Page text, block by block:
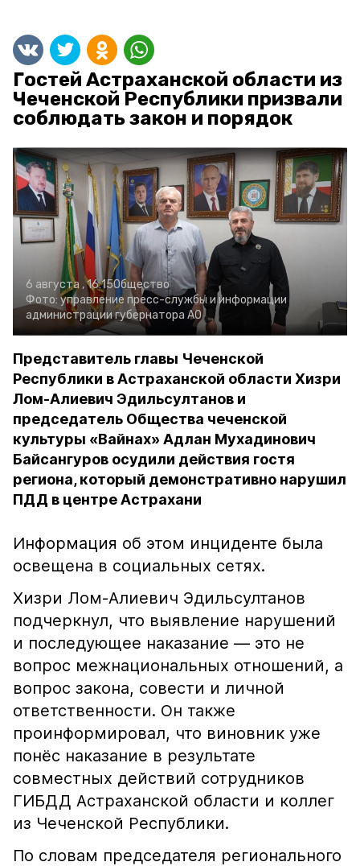
Гостей Астраханской области из
Чеченской Республики призвали
соблюдать закон и порядок
6 августа , 16:15Общество
Фото: управление пресс-службы и информации
администрации губернатора АО
Представитель главы Чеченской
Республики в Астраханской области Хизри
Лом-Алиевич Эдильсултанов и
председатель Общества чеченской
культуры «Вайнах» Адлан Мухадинович
Байсангуров осудили действия гостя
региона, который демонстративно нарушил
ПДД в центре Астрахани
Информация об этом инциденте была
освещена в социальных сетях.
Хизри Лом-Алиевич Эдильсултанов
подчеркнул, что выявление нарушений
и последующее наказание — это не
вопрос межнациональных отношений, а
вопрос закона, совести и личной
ответственности. Он также
проинформировал, что виновник уже
понёс наказание в результате
совместных действий сотрудников
ГИБДД Астраханской области и коллег
из Чеченской Республики.
По словам председателя регионального